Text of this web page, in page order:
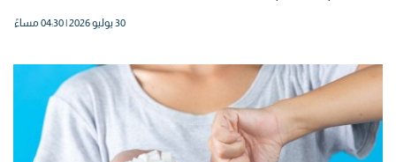
30 يوليو 2026 | 04:30 مساءً